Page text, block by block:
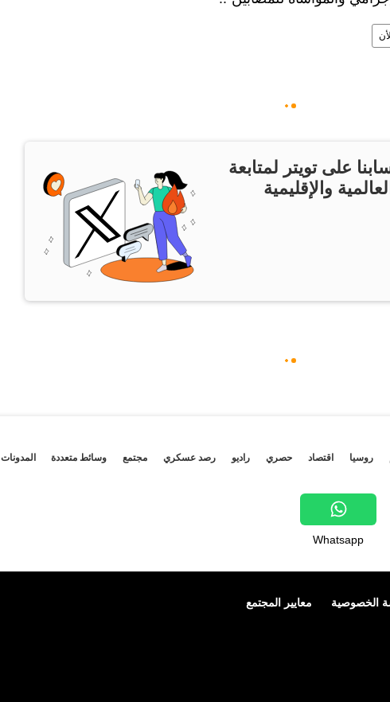
على تويتر لمتابعة
والإقليمية
روسيا اقتصاد حصري راديو رصد عسكري مجتمع وسائط متعددة المدونات
Whatsapp
الخصوصية معايير المجتمع